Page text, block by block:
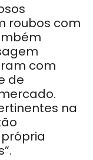
roubos com
com
de
na